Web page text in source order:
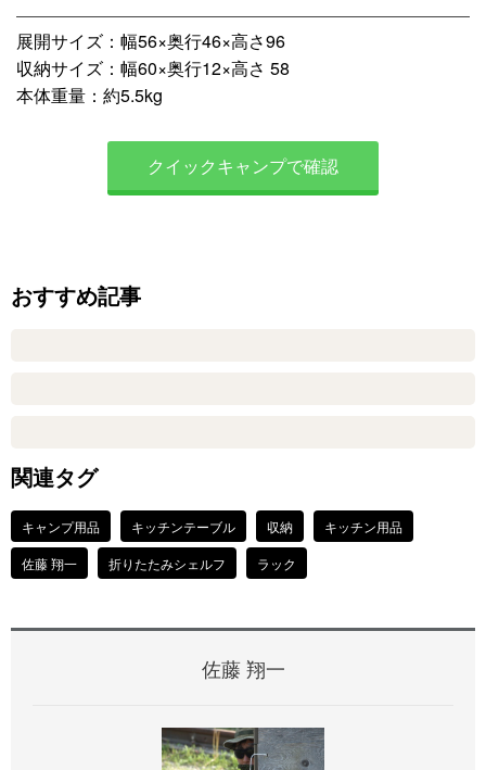
展開サイズ：幅56×奥行46×高さ96
収納サイズ：幅60×奥行12×高さ 58
本体重量：約5.5kg
クイックキャンプで確認
おすすめ記事
関連タグ
キャンプ用品 キッチンテーブル 収納
キッチン用品
佐藤 翔一
折りたたみシェルフ ラック
佐藤 翔一